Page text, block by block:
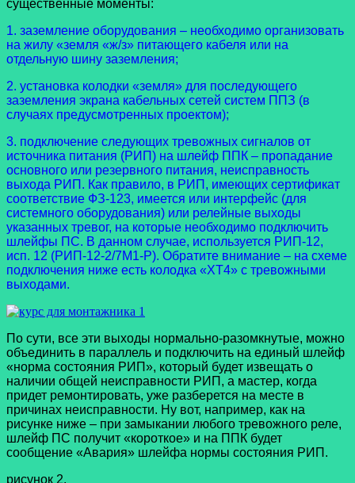
существенные моменты:
1. заземление оборудования – необходимо организовать
на жилу «земля «ж/з» питающего кабеля или на
отдельную шину заземления;
2. установка колодки «земля» для последующего
заземления экрана кабельных сетей систем ППЗ (в
случаях предусмотренных проектом);
3. подключение следующих тревожных сигналов от
источника питания (РИП) на шлейф ППК – пропадание
основного или резервного питания, неисправность
выхода РИП. Как правило, в РИП, имеющих сертификат
соответствие ФЗ-123, имеется или интерфейс (для
системного оборудования) или релейные выходы
указанных тревог, на которые необходимо подключить
шлейфы ПС. В данном случае, используется РИП-12,
исп. 12 (РИП-12-2/7М1-Р). Обратите внимание – на схеме
подключения ниже есть колодка «ХТ4» с тревожными
выходами.
По сути, все эти выходы нормально-разомкнутые, можно
объединить в параллель и подключить на единый шлейф
«норма состояния РИП», который будет извещать о
наличии общей неисправности РИП, а мастер, когда
придет ремонтировать, уже разберется на месте в
причинах неисправности. Ну вот, например, как на
рисунке ниже – при замыкании любого тревожного реле,
шлейф ПС получит «короткое» и на ППК будет
сообщение «Авария» шлейфа нормы состояния РИП.
рисунок 2.